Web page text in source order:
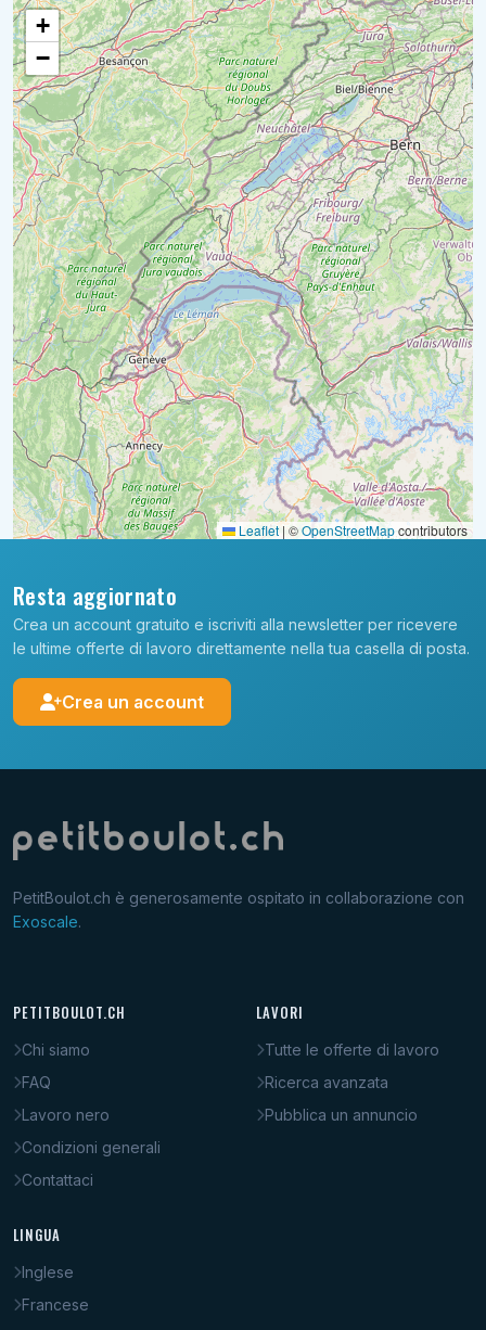
+
−
Leaflet | ©OpenStreetMapcontributors
Resta aggiornato
Crea un account gratuito e iscriviti alla newsletter per ricevere
le ultime offerte di lavoro direttamente nella tua casella di posta.
Crea un account
PetitBoulot.ch è generosamente ospitato in collaborazione con
Exoscale.
PETITBOULOT.CH
Chi siamo
FAQ
Lavoro nero
Condizioni generali
Contattaci
LAVORI
Tutte le offerte di lavoro
Ricerca avanzata
Pubblica un annuncio
LINGUA
Inglese
Francese